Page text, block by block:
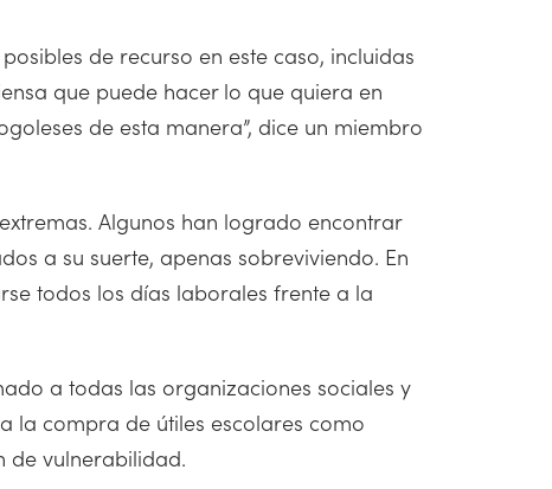
de recurso en este caso, incluidas
que puede hacer lo que quiera en
de esta manera”, dice un miembro
Algunos han logrado encontrar
a su suerte, apenas sobreviviendo. En
todos los días laborales frente a la
a todas las organizaciones sociales y
la compra de útiles escolares como
de vulnerabilidad.